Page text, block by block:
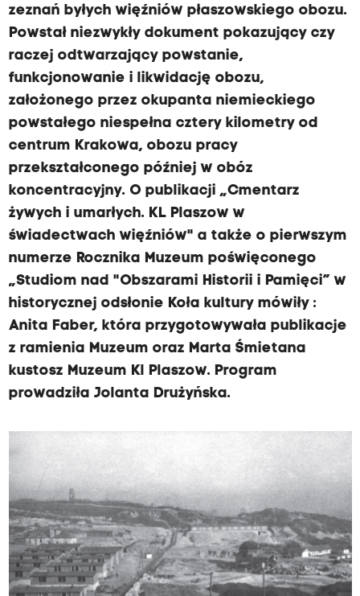
zeznań byłych więźniów płaszowskiego obozu.
Powstał niezwykły dokument pokazujący czy
raczej odtwarzający powstanie,
funkcjonowanie i likwidację obozu,
założonego przez okupanta niemieckiego
powstałego niespełna cztery kilometry od
centrum Krakowa, obozu pracy
przekształconego później w obóz
koncentracyjny. O publikacji „Cmentarz
żywych i umarłych. KL Plaszow w
świadectwach więźniów" a także o pierwszym
numerze Rocznika Muzeum poświęconego
„Studiom nad "Obszarami Historii i Pamięci” w
historycznej odsłonie Koła kultury mówiły :
Anita Faber, która przygotowywała publikacje
z ramienia Muzeum oraz Marta Śmietana
kustosz Muzeum Kl Plaszow. Program
prowadziła Jolanta Drużyńska.